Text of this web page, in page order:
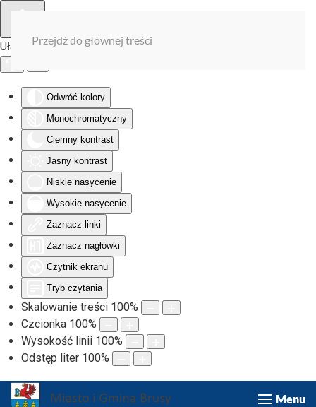
Ułatwienia dostępu
Odwróć kolory
Monochromatyczny
Ciemny kontrast
Jasny kontrast
Niskie nasycenie
Wysokie nasycenie
Zaznacz linki
Zaznacz nagłówki
Czytnik ekranu
Tryb czytania
Skalowanie treści 100%
Czcionka 100%
Wysokość linii 100%
Odstęp liter 100%
Przejdź do głównej treści
Menu